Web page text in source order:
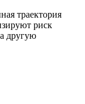
траектория
риск
другую